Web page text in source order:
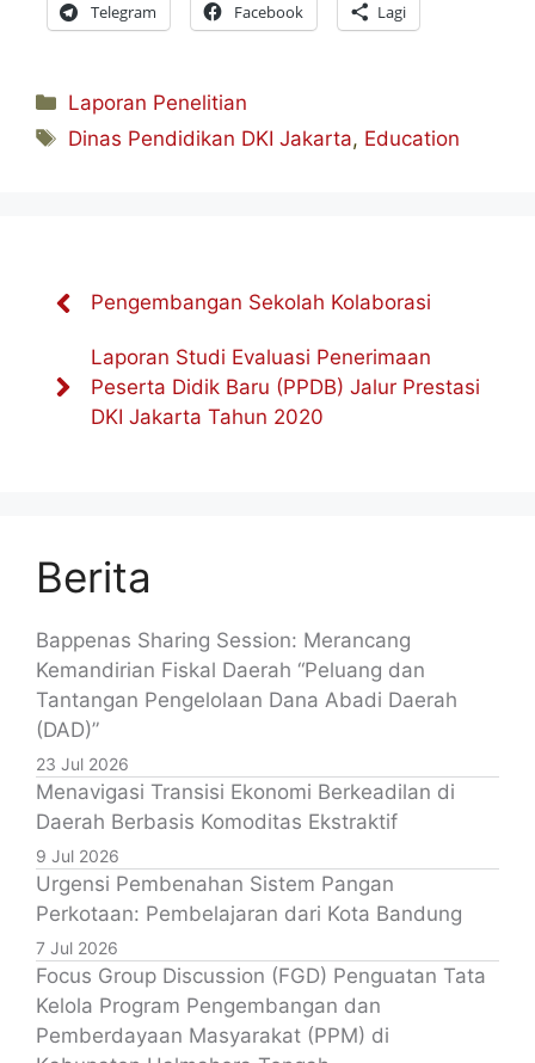
Telegram Facebook Lagi
Kategori
Laporan Penelitian
Tag
Dinas Pendidikan DKI Jakarta, Education
Pengembangan Sekolah Kolaborasi
Laporan Studi Evaluasi Penerimaan
Peserta Didik Baru (PPDB) Jalur Prestasi
DKI Jakarta Tahun 2020
Berita
Bappenas Sharing Session: Merancang
Kemandirian Fiskal Daerah “Peluang dan
Tantangan Pengelolaan Dana Abadi Daerah
(DAD)”
23 Jul 2026
Menavigasi Transisi Ekonomi Berkeadilan di
Daerah Berbasis Komoditas Ekstraktif
9 Jul 2026
Urgensi Pembenahan Sistem Pangan
Perkotaan: Pembelajaran dari Kota Bandung
7 Jul 2026
Focus Group Discussion (FGD) Penguatan Tata
Kelola Program Pengembangan dan
Pemberdayaan Masyarakat (PPM) di